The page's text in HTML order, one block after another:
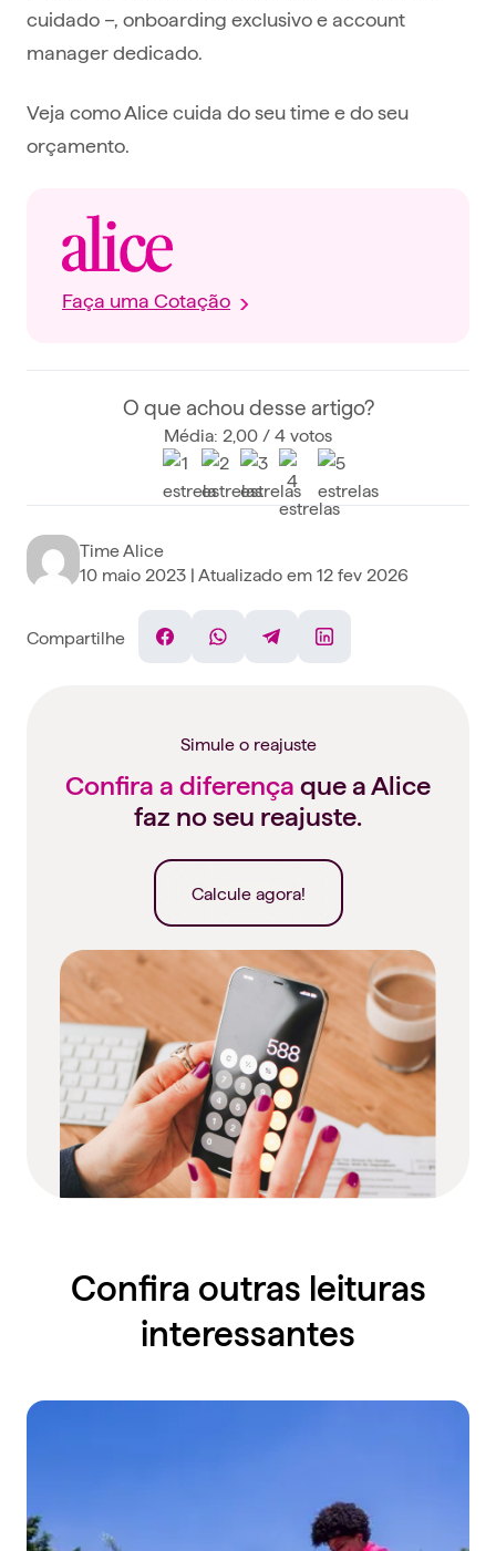
cuidado –, onboarding exclusivo e account
manager dedicado.
Veja como Alice cuida do seu time e do seu
orçamento.
Faça uma Cotação
O que achou desse artigo?
Média: 2,00 / 4 votos
Time Alice
10 maio 2023 | Atualizado em 12 fev 2026
Compartilhe
FacebookWhatsAppTelegramLinkedin
Simule o reajuste
Confira a diferença que a Alice
faz no seu reajuste.
Calcule agora!
Confira outras leituras
interessantes